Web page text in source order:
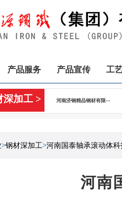
产品服务 产品宣传 工
深加工 > 河南济钢精品钢材有限···
>钢材深加工>河南国泰轴承滚动体
河南